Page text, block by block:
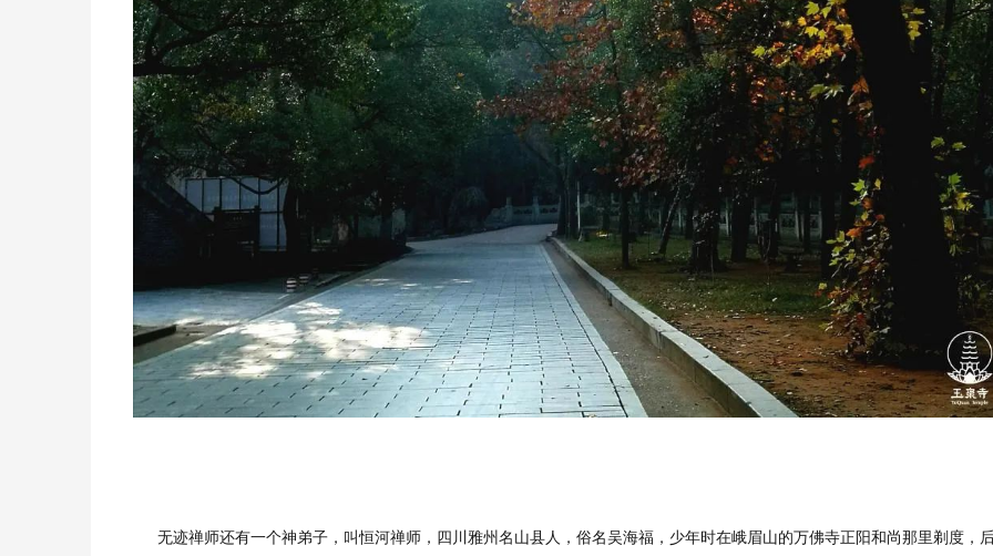
无迹禅师还有一个神弟子，叫恒河禅师，四川雅州名山县人，俗名吴海福，少年时在峨眉山的万佛寺正阳和尚那里剃度，